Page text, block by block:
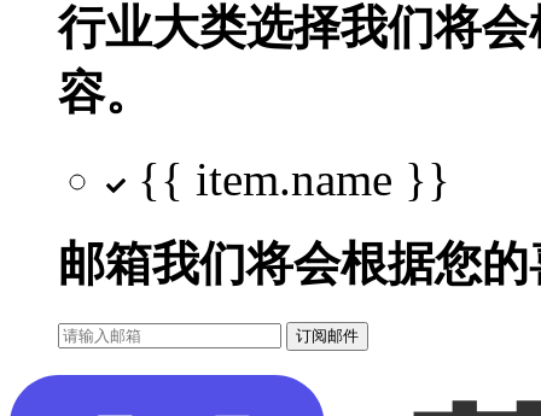
行业大类选择我们将
容。
{{ item.name }}
邮箱我们将会根据您
订阅邮件